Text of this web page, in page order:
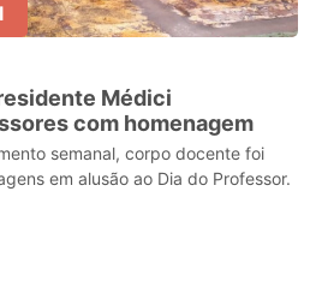
Médici
com homenagem
semanal, corpo docente foi
em alusão ao Dia do Professor.